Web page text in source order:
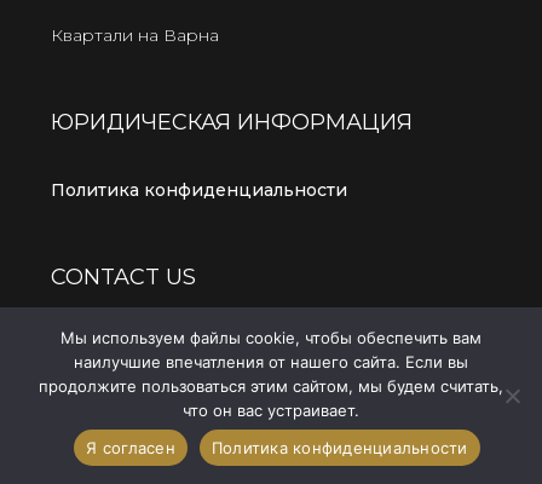
Квартали на Варна
ЮРИДИЧЕСКАЯ ИНФОРМАЦИЯ
Политика конфиденциальности
CONTACT US
Прямой запрос
ЦЕНТРАЛЬНЫЙ ОФИС
бул. Мария Луиза 9, ет. 5, гр. Варна
Мы используем файлы cookie, чтобы обеспечить вам
наилучшие впечатления от нашего сайта. Если вы
продолжите пользоваться этим сайтом, мы будем считать,
что он вас устраивает.
Я согласен
Политика конфиденциальности